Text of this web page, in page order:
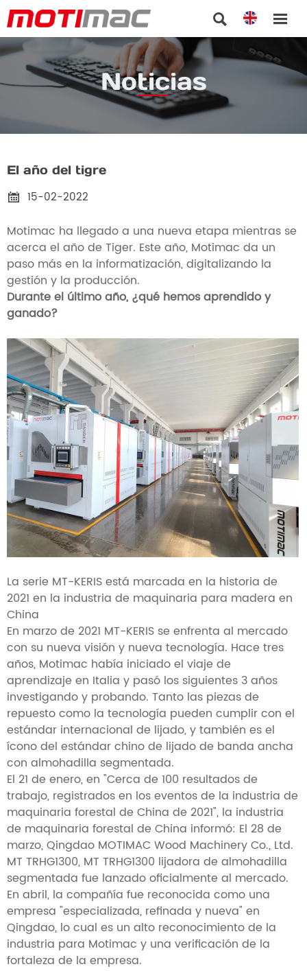
 
Noticias
El año del tigre
 15-02-2022
Motimac ha llegado a una nueva etapa mientras se
acerca el año de Tiger. Este año, Motimac da un
paso más en la informatización, digitalizando la
gestión y la producción.
Durante el último año, ¿qué hemos aprendido y
ganado?
La serie MT-KERIS está marcada en la historia de
2021 en la industria de maquinaria para madera en
China
En marzo de 2021 MT-KERIS se enfrenta al mercado
con su nueva visión y nueva tecnología. Hace tres
años, Motimac había iniciado el viaje de
aprendizaje en Italia y pasó los siguientes 3 años
investigando y probando. Tanto las piezas de
repuesto como la tecnología pueden cumplir con el
estándar internacional de lijado, y también es el
ícono del estándar chino de lijado de banda ancha
con almohadilla segmentada.
El 21 de enero, en "Cerca de 100 resultados de
trabajo, registrados en los eventos de la industria de
maquinaria forestal de China de 2021", la industria
de maquinaria forestal de China informó: El 28 de
marzo, Qingdao MOTIMAC Wood Machinery Co., Ltd.
MT TRHG1300, MT TRHG1300 lijadora de almohadilla
segmentada fue lanzado oficialmente al mercado.
En abril, la compañía fue reconocida como una
empresa "especializada, refinada y nueva" en
Qingdao, lo cual es un alto reconocimiento de la
industria para Motimac y una verificación de la
fortaleza de la empresa.